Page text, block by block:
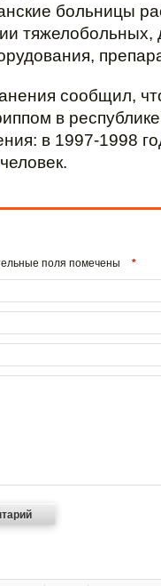
больницы
тяжелобольных,
сообщил,
в
в 1997-1998
поля помечены
*